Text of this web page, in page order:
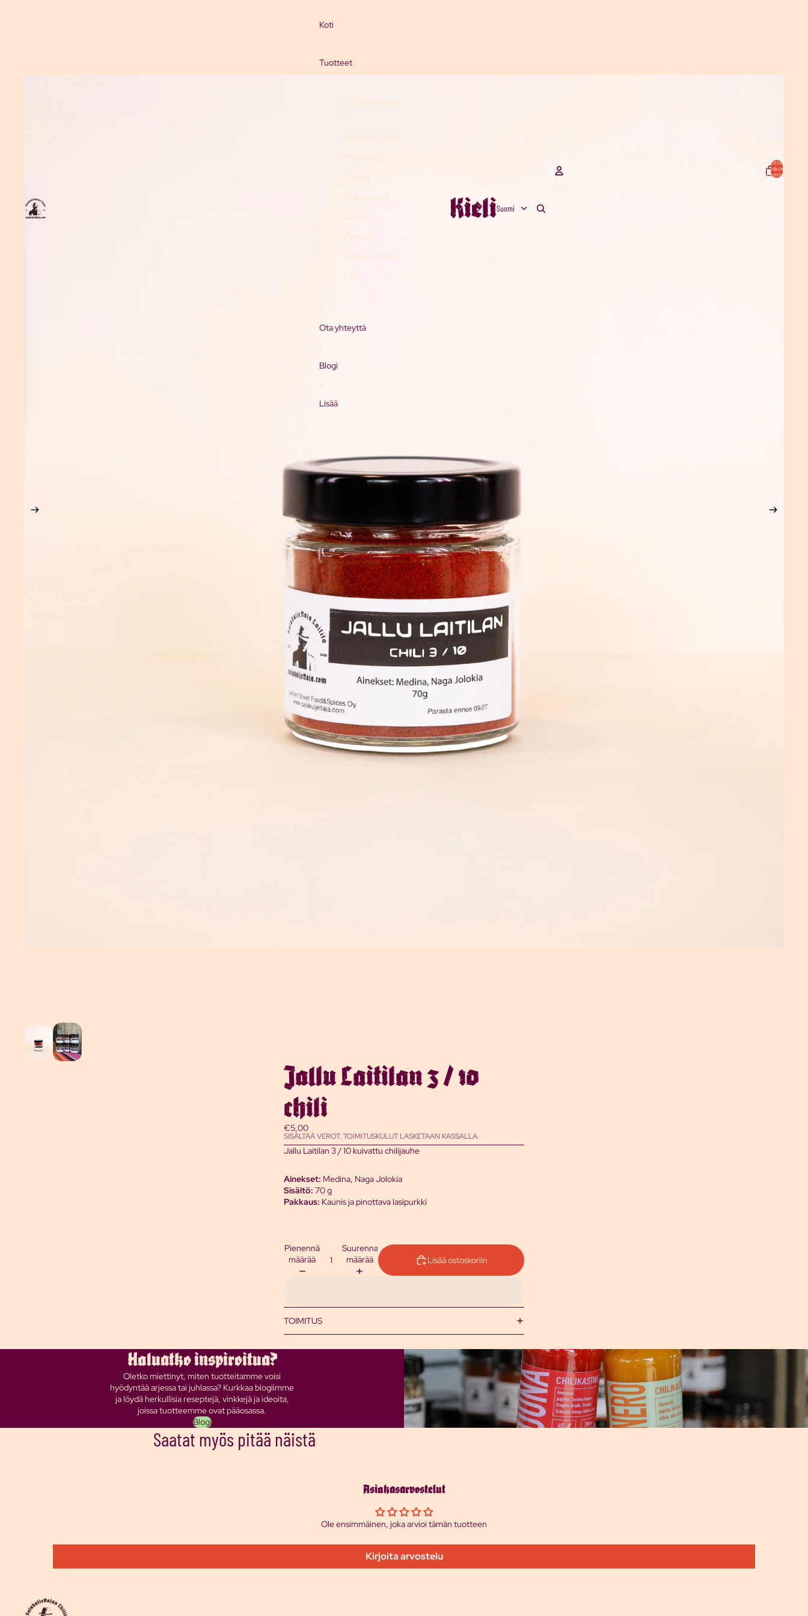
Koti
Tuotteet
Chilikastikkee
Suolat
Valkosipulit
Lahjat
Pippurit
Vahvat chilit
Dipit
Ota yhteyttä
Blogi
Lisää
Kieli
Tuotteita
ostoskorissa
yhteensä: 0
Jallu Laitilan 3 / 10
chili
€5,00
SISÄLTÄÄ VEROT. TOIMITUSKULUT LASKETAAN KASSALLA.
Jallu Laitilan 3 / 10 kuivattu chilijauhe
Ainekset: Medina, Naga Jolokia
Sisältö: 70 g
Pakkaus: Kaunis ja pinottava lasipurkki
Pienennä
määrää
Suurenna
määrää
Lisää ostoskoriin
TOIMITUS
Haluatko inspiroitua?
Oletko miettinyt, miten tuotteitamme voisi
hyödyntää arjessa tai juhlassa? Kurkkaa blogiimme
ja löydä herkullisia reseptejä, vinkkejä ja ideoita,
joissa tuotteemme ovat pääosassa.
Blogi
Saatat myös pitää näistä
Asiakasarvostelut
Ole ensimmäinen, joka arvioi tämän tuotteen
Kirjoita arvostelu
Toimituskäytäntö
Käyttöehdot